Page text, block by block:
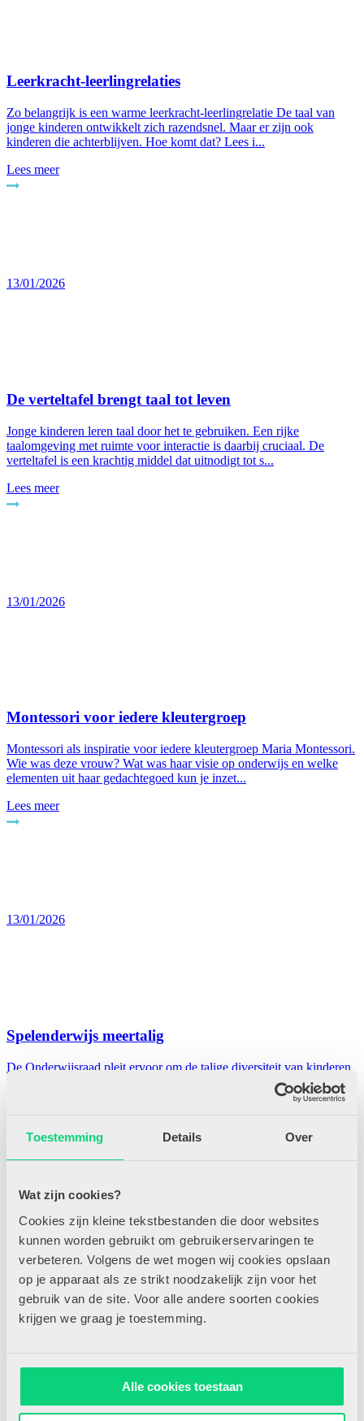
Toestemming Details Over
Wat zijn cookies?
Cookies zijn kleine tekstbestanden die door websites
kunnen worden gebruikt om gebruikerservaringen te
verbeteren. Volgens de wet mogen wij cookies opslaan
op je apparaat als ze strikt noodzakelijk zijn voor het
gebruik van de site. Voor alle andere soorten cookies
krijgen we graag je toestemming.
Alle cookies toestaan
Leerkracht-leerlingrelaties
Zo belangrijk is een warme leerkracht-leerlingrelatie De taal van
jonge kinderen ontwikkelt zich razendsnel. Maar er zijn ook
kinderen die achterblijven. Hoe komt dat? Lees i...
Lees meer
13/01/2026
De verteltafel brengt taal tot leven
Jonge kinderen leren taal door het te gebruiken. Een rijke
taalomgeving met ruimte voor interactie is daarbij cruciaal. De
verteltafel is een krachtig middel dat uitnodigt tot s...
Lees meer
13/01/2026
Montessori voor iedere kleutergroep
Montessori als inspiratie voor iedere kleutergroep Maria Montessori.
Wie was deze vrouw? Wat was haar visie op onderwijs en welke
elementen uit haar gedachtegoed kun je inzet...
Lees meer
13/01/2026
Spelenderwijs meertalig
De Onderwijsraad pleit ervoor om de talige diversiteit van kinderen
beter te benutten. Jonge kinderen leren sneller Nederl...
13/01/2026
Schoolrijp Ik ben nieuwsgierig: wat verstaan de juffen op de
Kindergarten hier onder schoolrijpheid? Wanneer stroomt ee...
Lees meer